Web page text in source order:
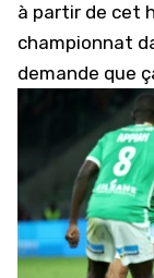
à partir de cet
championnat
demande que